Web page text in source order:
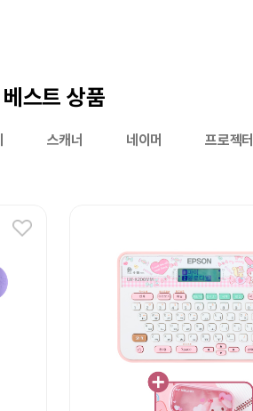
베스트 상품
스캐너 네이머 프로젝